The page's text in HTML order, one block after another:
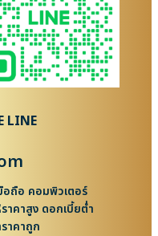
LINE
อถือ คอมพิวเตอร์
าคาสูง ดอกเบี้ยต่ำ
าคาถูก